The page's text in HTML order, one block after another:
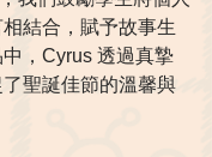
結合，賦予故事生
，Cyrus 透過真摯
聖誕佳節的溫馨與